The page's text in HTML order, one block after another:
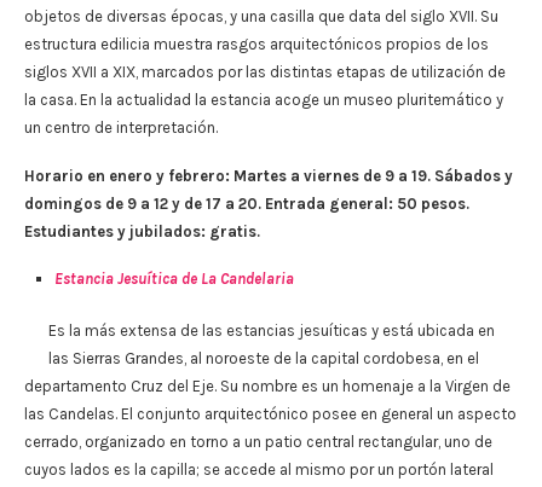
objetos de diversas épocas, y una casilla que data del siglo XVII. Su
estructura edilicia muestra rasgos arquitectónicos propios de los
siglos XVII a XIX, marcados por las distintas etapas de utilización de
la casa. En la actualidad la estancia acoge un museo pluritemático y
un centro de interpretación.
Horario en enero y febrero: Martes a viernes de 9 a 19. Sábados y
domingos de 9 a 12 y de 17 a 20. Entrada general: 50 pesos.
Estudiantes y jubilados: gratis.
Estancia Jesuítica de La Candelaria
Es la más extensa de las estancias jesuíticas y está ubicada en
las Sierras Grandes, al noroeste de la capital cordobesa, en el
departamento Cruz del Eje. Su nombre es un homenaje a la Virgen de
las Candelas. El conjunto arquitectónico posee en general un aspecto
cerrado, organizado en torno a un patio central rectangular, uno de
cuyos lados es la capilla; se accede al mismo por un portón lateral